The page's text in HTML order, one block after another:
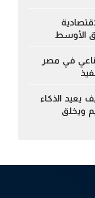
الأوسط
في مصر
يعيد الذكاء
ويخلق